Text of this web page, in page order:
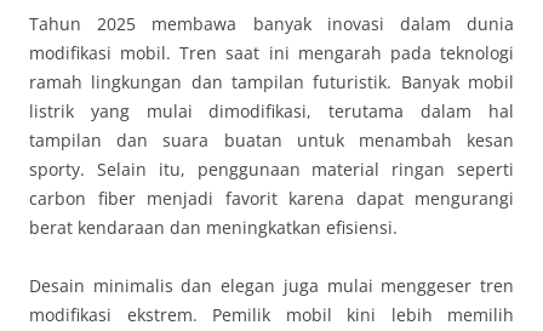
Tahun 2025 membawa banyak inovasi dalam dunia
modifikasi mobil. Tren saat ini mengarah pada teknologi
ramah lingkungan dan tampilan futuristik. Banyak mobil
listrik yang mulai dimodifikasi, terutama dalam hal
tampilan dan suara buatan untuk menambah kesan
sporty. Selain itu, penggunaan material ringan seperti
carbon fiber menjadi favorit karena dapat mengurangi
berat kendaraan dan meningkatkan efisiensi.
Desain minimalis dan elegan juga mulai menggeser tren
modifikasi ekstrem. Pemilik mobil kini lebih memilih